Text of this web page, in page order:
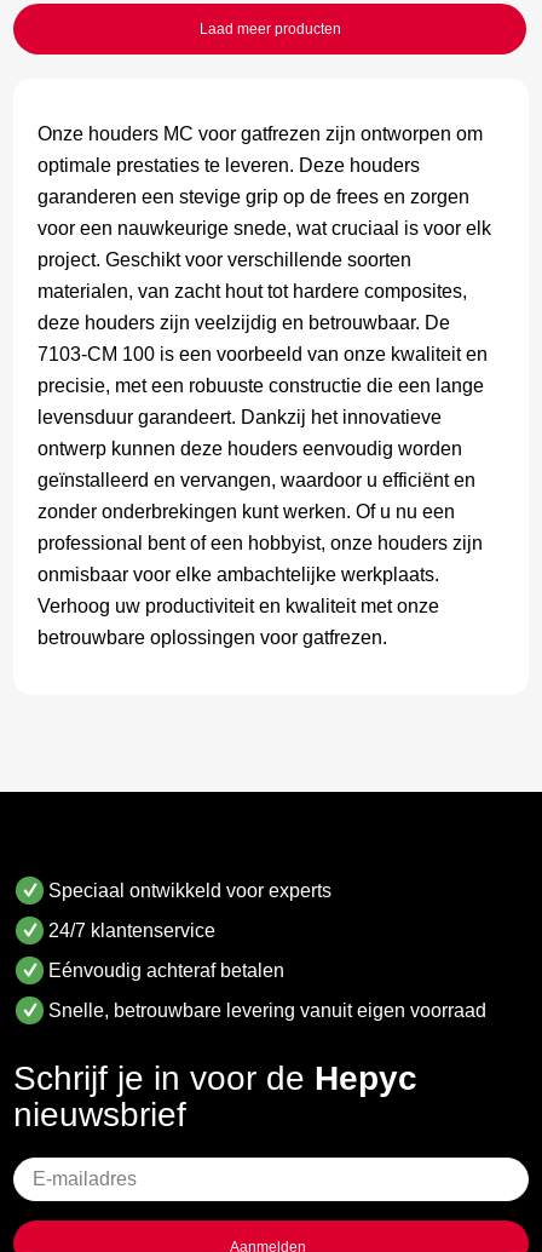
Onze houders MC voor gatfrezen zijn ontworpen om
optimale prestaties te leveren. Deze houders
garanderen een stevige grip op de frees en zorgen
voor een nauwkeurige snede, wat cruciaal is voor elk
project. Geschikt voor verschillende soorten
materialen, van zacht hout tot hardere composites,
deze houders zijn veelzijdig en betrouwbaar. De
7103-CM 100 is een voorbeeld van onze kwaliteit en
precisie, met een robuuste constructie die een lange
levensduur garandeert. Dankzij het innovatieve
ontwerp kunnen deze houders eenvoudig worden
geïnstalleerd en vervangen, waardoor u efficiënt en
zonder onderbrekingen kunt werken. Of u nu een
professional bent of een hobbyist, onze houders zijn
onmisbaar voor elke ambachtelijke werkplaats.
Verhoog uw productiviteit en kwaliteit met onze
betrouwbare oplossingen voor gatfrezen.
Laad meer producten
Speciaal ontwikkeld voor experts
24/7 klantenservice
Eénvoudig achteraf betalen
Snelle, betrouwbare levering vanuit eigen voorraad
Schrijf je in voor de Hepyc
nieuwsbrief
Geen
titel